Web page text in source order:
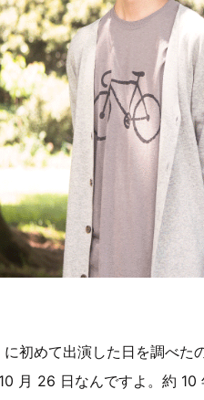
初めて出演した日を調べ
月 26 日なんですよ。約